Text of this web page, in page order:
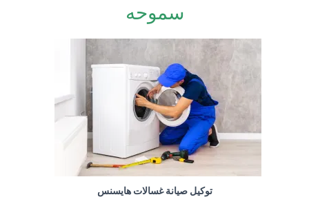
سموحه
توكيل صيانة غسالات هايسنس